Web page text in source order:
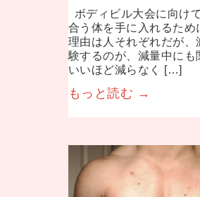
ボディビル大会に向け
合う体を手に入れるため
理由は人それぞれだが
験するのが、減量中に
いいほど減らなく […]
もっと読む →